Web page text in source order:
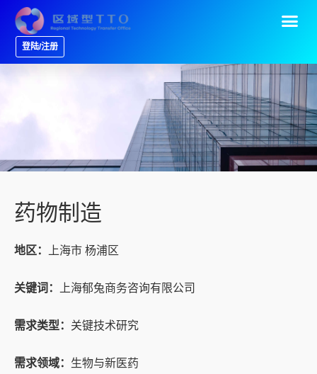
登陆/注册
药物制造
地区： 上海市 杨浦区
关键词： 上海郁兔商务咨询有限公司
需求类型： 关键技术研究
需求领域： 生物与新医药